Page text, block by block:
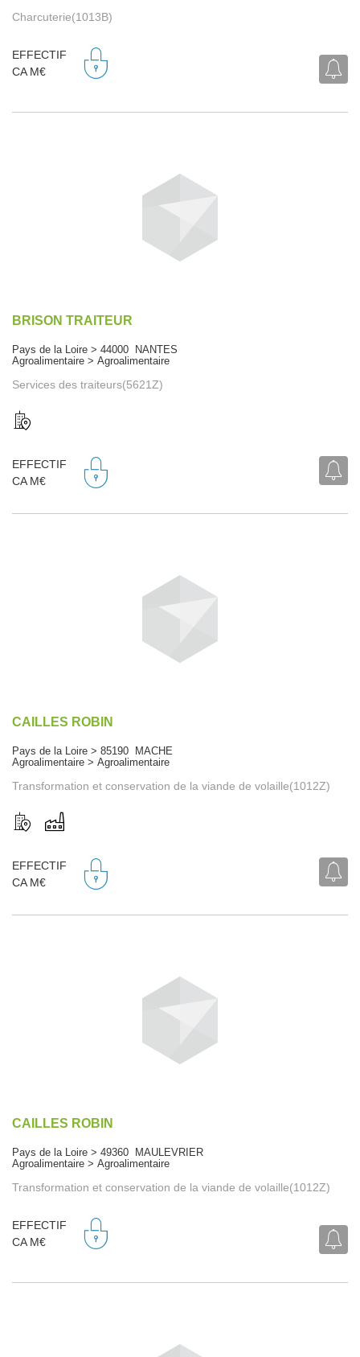
Charcuterie(1013B)
EFFECTIF
CA M€
BRISON TRAITEUR
Pays de la Loire > 44000 NANTES
Agroalimentaire > Agroalimentaire
Services des traiteurs(5621Z)
EFFECTIF
CA M€
CAILLES ROBIN
Pays de la Loire > 85190 MACHE
Agroalimentaire > Agroalimentaire
Transformation et conservation de la viande de volaille(1012Z)
EFFECTIF
CA M€
CAILLES ROBIN
Pays de la Loire > 49360 MAULEVRIER
Agroalimentaire > Agroalimentaire
Transformation et conservation de la viande de volaille(1012Z)
EFFECTIF
CA M€